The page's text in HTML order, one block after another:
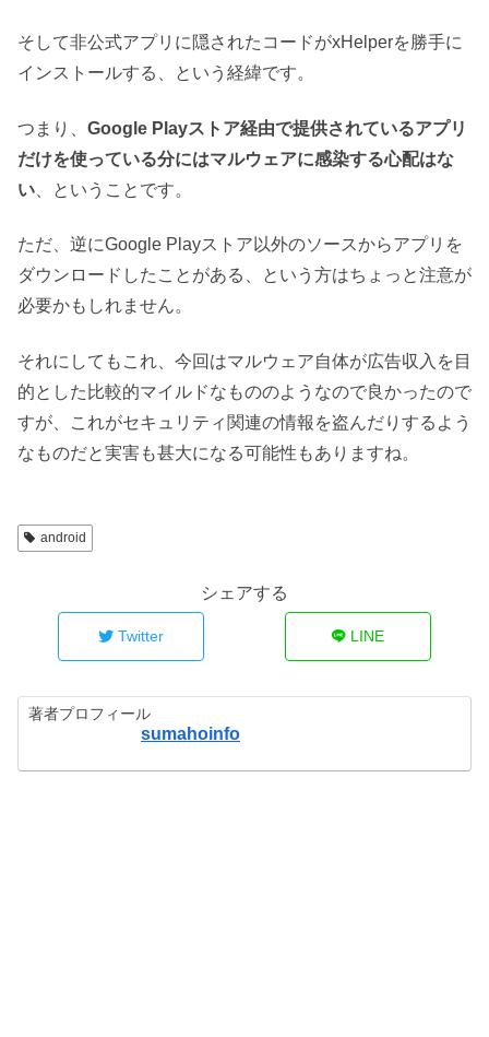
そして非公式アプリに隠されたコードがxHelperを勝手に
インストールする、という経緯です。
つまり、 Google Playストア経由で提供されているアプリ
だけを使っている分にはマルウェアに感染する心配はな
い 、ということです。
ただ、逆にGoogle Playストア以外のソースからアプリを
ダウンロードしたことがある、という方はちょっと注意が
必要かもしれません。
それにしてもこれ、今回はマルウェア自体が広告収入を目
的とした比較的マイルドなもののようなので良かったので
すが、これがセキュリティ関連の情報を盗んだりするよう
なものだと実害も甚大になる可能性もありますね。
android
シェアする
Twitter LINE
著者プロフィール
sumahoinfo